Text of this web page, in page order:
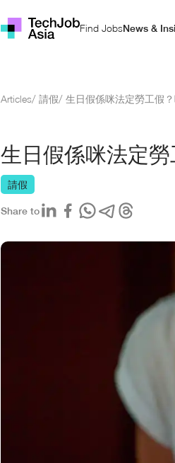
Find JobsNews &
Articles/ 請假/ 生日假係咪法定勞工假
生日假係咪法定
請假
Share to